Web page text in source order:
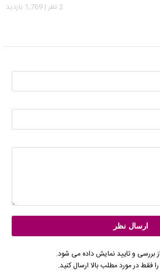
2 نظر | 1,769 بازدید
بررسی و تایید نمایش داده می شود.
فقط در مورد مطلب بالا ارسال کنید.